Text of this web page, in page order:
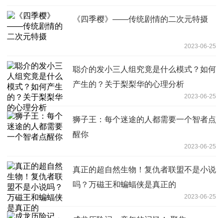
《四季樱》——传统剧情的二次元特摄
2023-06-25
聪介的发小三人组究竟是什么模式？如何
产生的？关于梨梨华的心理分析
2023-06-25
狮子王：每个迷途的人都需要一个智者点
醒你
2023-06-25
真正的超自然生物！复仇者联盟不是小说
吗？万磁王和蝙蝠侠是真正的
2023-06-25